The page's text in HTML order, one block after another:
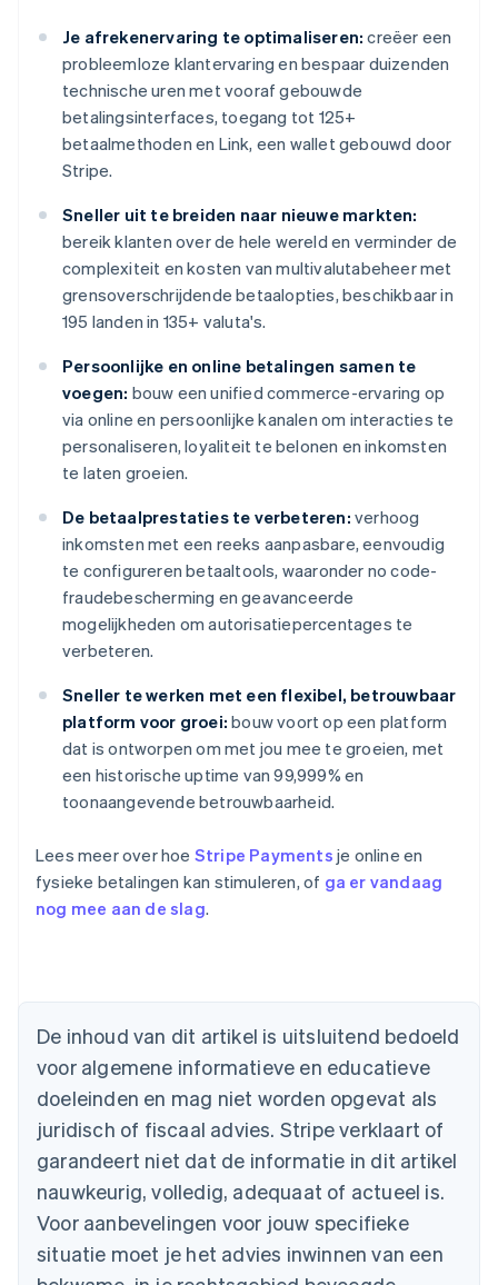
Je afrekenervaring te optimaliseren: creëer een
probleemloze klantervaring en bespaar duizenden
technische uren met vooraf gebouwde
betalingsinterfaces, toegang tot 125+
betaalmethoden en Link, een wallet gebouwd door
Stripe.
Sneller uit te breiden naar nieuwe markten:
bereik klanten over de hele wereld en verminder de
complexiteit en kosten van multivalutabeheer met
grensoverschrijdende betaalopties, beschikbaar in
195 landen in 135+ valuta's.
Persoonlijke en online betalingen samen te
voegen: bouw een unified commerce-ervaring op
via online en persoonlijke kanalen om interacties te
personaliseren, loyaliteit te belonen en inkomsten
te laten groeien.
De betaalprestaties te verbeteren: verhoog
inkomsten met een reeks aanpasbare, eenvoudig
te configureren betaaltools, waaronder no code-
fraudebescherming en geavanceerde
mogelijkheden om autorisatiepercentages te
verbeteren.
Sneller te werken met een flexibel, betrouwbaar
platform voor groei: bouw voort op een platform
dat is ontworpen om met jou mee te groeien, met
een historische uptime van 99,999% en
toonaangevende betrouwbaarheid.
Lees meer over hoe Stripe Payments je online en
fysieke betalingen kan stimuleren, of ga er vandaag
nog mee aan de slag.
De inhoud van dit artikel is uitsluitend bedoeld
voor algemene informatieve en educatieve
doeleinden en mag niet worden opgevat als
juridisch of fiscaal advies. Stripe verklaart of
garandeert niet dat de informatie in dit artikel
nauwkeurig, volledig, adequaat of actueel is.
Voor aanbevelingen voor jouw specifieke
situatie moet je het advies inwinnen van een
English
Nederlands Français DeutschEnglish
Brazilië
Português
Bulgarije
English
Canada
Cyprus
English
Denemarken
English